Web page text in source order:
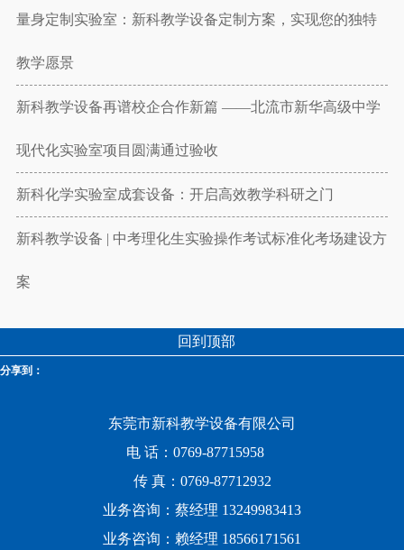
量身定制实验室：新科教学设备定制方案，实现您的独特
教学愿景
新科教学设备再谱校企合作新篇 ——北流市新华高级中学
现代化实验室项目圆满通过验收
新科化学实验室成套设备：开启高效教学科研之门
新科教学设备 | 中考理化生实验操作考试标准化考场建设方
案
回到顶部
分享到：
东莞市新科教学设备有限公司
电 话：0769-87715958
传 真：0769-87712932
业务咨询：蔡经理 13249983413
业务咨询：赖经理 18566171561